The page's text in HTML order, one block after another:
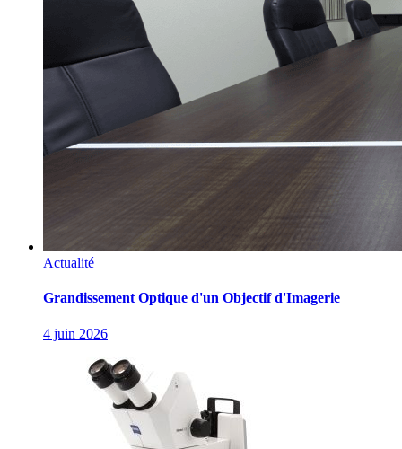
Actualité
Grandissement Optique d'un Objectif d'Imagerie
4 juin 2026